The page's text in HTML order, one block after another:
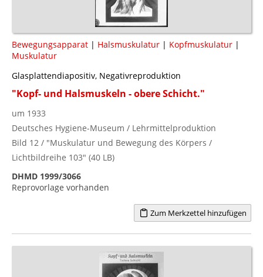
Bewegungsapparat | Halsmuskulatur | Kopfmuskulatur |
Muskulatur
Glasplattendiapositiv, Negativreproduktion
"Kopf- und Halsmuskeln - obere Schicht."
um 1933
Deutsches Hygiene-Museum / Lehrmittelproduktion
Bild 12 / "Muskulatur und Bewegung des Körpers /
Lichtbildreihe 103" (40 LB)
DHMD 1999/3066
Reprovorlage vorhanden
Zum Merkzettel hinzufügen